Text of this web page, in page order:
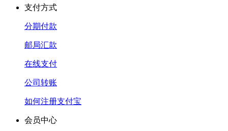
支付方式
分期付款
邮局汇款
在线支付
公司转账
如何注册支付宝
会员中心